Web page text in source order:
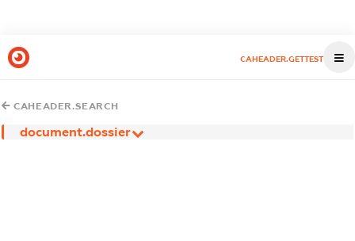
CAHEADER.GETTEST
CAHEADER.SEARCH
document.dossier